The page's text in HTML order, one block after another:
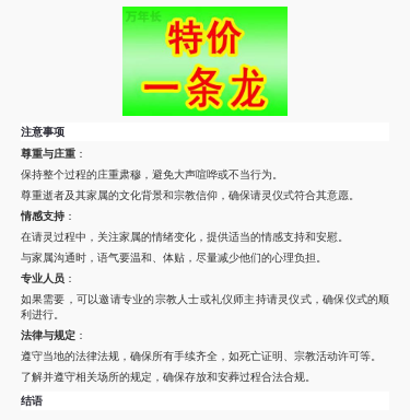
注意事项
尊重与庄重：
保持整个过程的庄重肃穆，避免大声喧哗或不当行为。
尊重逝者及其家属的文化背景和宗教信仰，确保请灵仪式符合其意愿。
情感支持：
在请灵过程中，关注家属的情绪变化，提供适当的情感支持和安慰。
与家属沟通时，语气要温和、体贴，尽量减少他们的心理负担。
专业人员：
如果需要，可以邀请专业的宗教人士或礼仪师主持请灵仪式，确保仪式的顺
利进行。
法律与规定：
遵守当地的法律法规，确保所有手续齐全，如死亡证明、宗教活动许可等。
了解并遵守相关场所的规定，确保存放和安葬过程合法合规。
结语